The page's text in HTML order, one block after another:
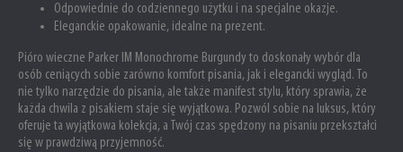
Odpowiednie do codziennego użytku i na specjalne okazje.
Eleganckie opakowanie, idealne na prezent.
Pióro wieczne Parker IM Monochrome Burgundy to doskonały wybór dla
osób ceniących sobie zarówno komfort pisania, jak i elegancki wygląd. To
nie tylko narzędzie do pisania, ale także manifest stylu, który sprawia, że
każda chwila z pisakiem staje się wyjątkowa. Pozwól sobie na luksus, który
oferuje ta wyjątkowa kolekcja, a Twój czas spędzony na pisaniu przekształci
się w prawdziwą przyjemność.